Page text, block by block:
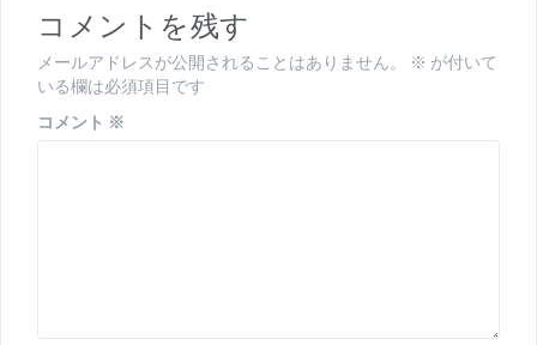
ー
シ
ョ
コメントを残す
メールアドレスが公開されることはありません。 ※ が付いて
いる欄は必須項目です
コメント ※